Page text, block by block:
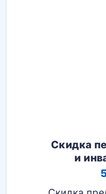
Скидка
и